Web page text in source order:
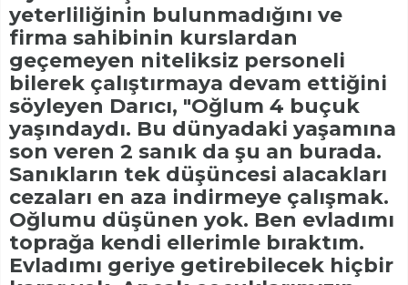
yeterliliğinin bulunmadığını ve
firma sahibinin kurslardan
geçemeyen niteliksiz personeli
bilerek çalıştırmaya devam ettiğini
söyleyen Darıcı, "Oğlum 4 buçuk
yaşındaydı. Bu dünyadaki yaşamına
son veren 2 sanık da şu an burada.
Sanıkların tek düşüncesi alacakları
cezaları en aza indirmeye çalışmak.
Oğlumu düşünen yok. Ben evladımı
toprağa kendi ellerimle bıraktım.
Evladımı geriye getirebilecek hiçbir